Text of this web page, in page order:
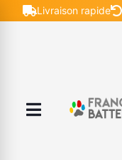
Livraison rapide